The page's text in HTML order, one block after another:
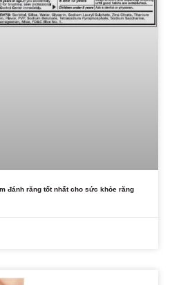
đánh răng tốt nhất cho sức khỏe răng